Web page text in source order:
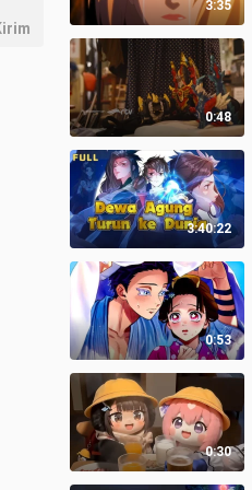
3:35
0:48
3:40:22
0:53
0:30